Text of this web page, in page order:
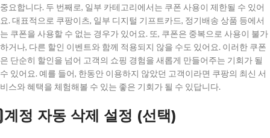
중요합니다. 두 번째로, 일부 카테고리에서는 쿠폰 사용이 제한될 수 있어
요. 대표적으로 쿠팡이츠, 일부 디지털 기프트카드, 정기배송 상품 등에서
는 쿠폰을 사용할 수 없는 경우가 있어요. 또, 쿠폰은 중복으로 사용이 불가
하거나, 다른 할인 이벤트와 함께 적용되지 않을 수도 있어요. 이러한 쿠폰
은 단순히 할인을 넘어 고객의 쇼핑 경험을 새롭게 만들어주는 기회가 될
수 있어요. 예를 들어, 한동안 이용하지 않았던 고객이라면 쿠팡의 최신 서
비스와 혜택을 체험해볼 수 있는 좋은 기회가 될 수 있답니다.
⃣ 계정 자동 삭제 설정 (선택)